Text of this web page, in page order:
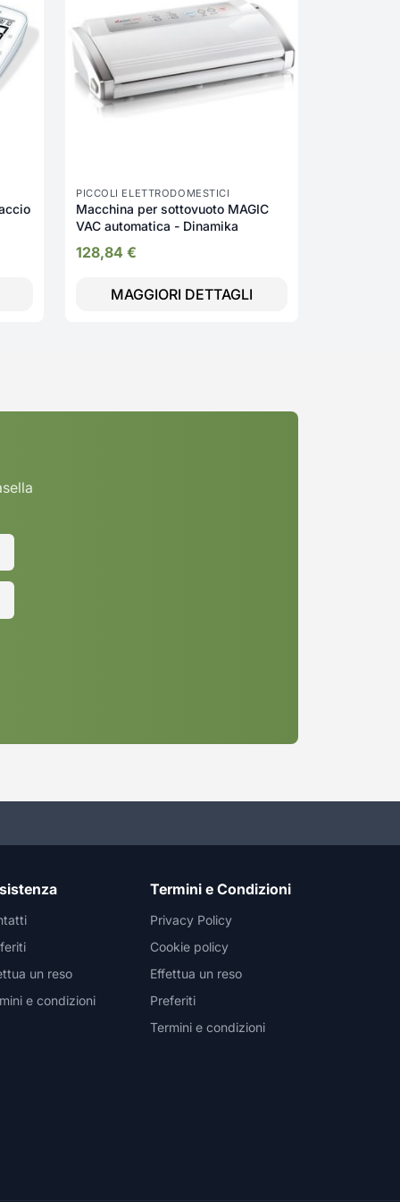
PICCOLI ELETTRODOMESTICI
Macchina per sottovuoto MAGIC
VAC automatica - Dinamika
128,84 €
MAGGIORI DETTAGLI
un reso
e condizioni
Termini e Condizioni
Privacy Policy
Cookie policy
Effettua un reso
Preferiti
Termini e condizioni